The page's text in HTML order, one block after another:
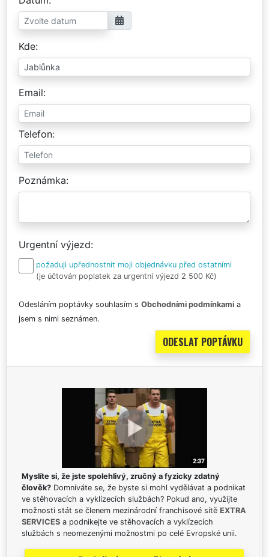
Kde
Email
Telefon
Poznámka
Urgentní výjezd
požaduji upřednostnit moji objednávku před ostatními
(je účtován poplatek za urgentní výjezd 2 500 Kč)
Odesláním poptávky souhlasím s Obchodními podmínkami a
jsem s nimi seznámen.
Myslíte si, že jste spolehlivý, zručný a fyzicky zdatný
člověk? Domníváte se, že byste si mohl vydělávat a podnikat
ve stěhovacích a vyklízecích službách? Pokud ano, využijte
možnosti stát se členem mezinárodní franchisové sítě EXTRA
SERVICES a podnikejte ve stěhovacích a vyklízecích
službách s neomezenými možnostmi po celé Evropské unii.